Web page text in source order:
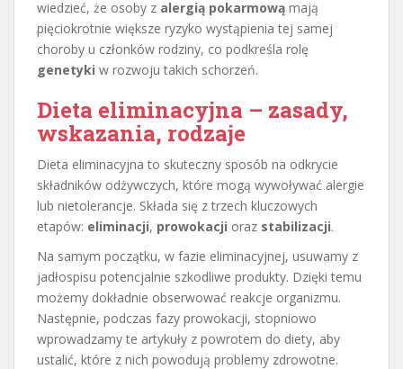
wiedzieć, że osoby z alergią pokarmową mają
pięciokrotnie większe ryzyko wystąpienia tej samej
choroby u członków rodziny, co podkreśla rolę
genetyki w rozwoju takich schorzeń.
Dieta eliminacyjna – zasady,
wskazania, rodzaje
Dieta eliminacyjna to skuteczny sposób na odkrycie
składników odżywczych, które mogą wywoływać alergie
lub nietolerancje. Składa się z trzech kluczowych
etapów: eliminacji, prowokacji oraz stabilizacji.
Na samym początku, w fazie eliminacyjnej, usuwamy z
jadłospisu potencjalnie szkodliwe produkty. Dzięki temu
możemy dokładnie obserwować reakcje organizmu.
Następnie, podczas fazy prowokacji, stopniowo
wprowadzamy te artykuły z powrotem do diety, aby
ustalić, które z nich powodują problemy zdrowotne.